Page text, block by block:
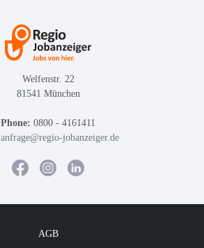
Welfenstr. 22
81541 München
Phone: 0800 - 4161411
anfrage@regio-jobanzeiger.de
AGB